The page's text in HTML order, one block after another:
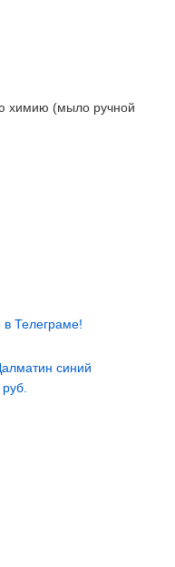
химию (мыло ручной
в Телеграме!
синий